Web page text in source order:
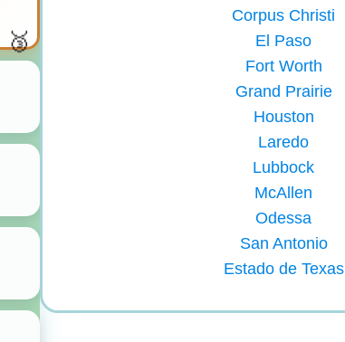
Corpus Christi
El Paso
Fort Worth
Grand Prairie
Houston
Laredo
Lubbock
McAllen
Odessa
San Antonio
Estado de Texas